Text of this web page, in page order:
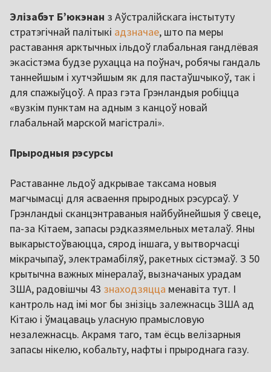
Элізабэт Б’юкэнан з Аўстралійскага інстытуту
стратэгічнай палітыкі адзначае, што па меры
раставання арктычных ільдоў глабальная гандлёвая
экасістэма будзе рухацца на поўнач, робячы гандаль
таннейшым і хутчэйшым як для пастаўшчыкоў, так і
для спажыўцоў. А праз гэта Грэнландыя робіцца
«вузкім пунктам на адным з канцоў новай
глабальнай марской магістралі».
Прыродныя рэсурсы
Раставанне льдоў адкрывае таксама новыя
магчымасці для асваення прыродных рэсурсаў. У
Грэнландыі сканцэнтраваныя найбуйнейшыя ў свеце,
па-за Кітаем, запасы рэдказямельных металаў. Яны
выкарыстоўваюцца, сярод іншага, у вытворчасці
мікрачыпаў, электрамабіляў, ракетных сістэмаў. З 50
крытычна важных мінералаў, вызначаных урадам
ЗША, радовішчы 43 знаходзяцца менавіта тут. І
кантроль над імі мог бы знізіць залежнасць ЗША ад
Кітаю і ўмацаваць уласную прамысловую
незалежнасць. Акрамя таго, там ёсць велізарныя
запасы нікелю, кобальту, нафты і прыроднага газу.